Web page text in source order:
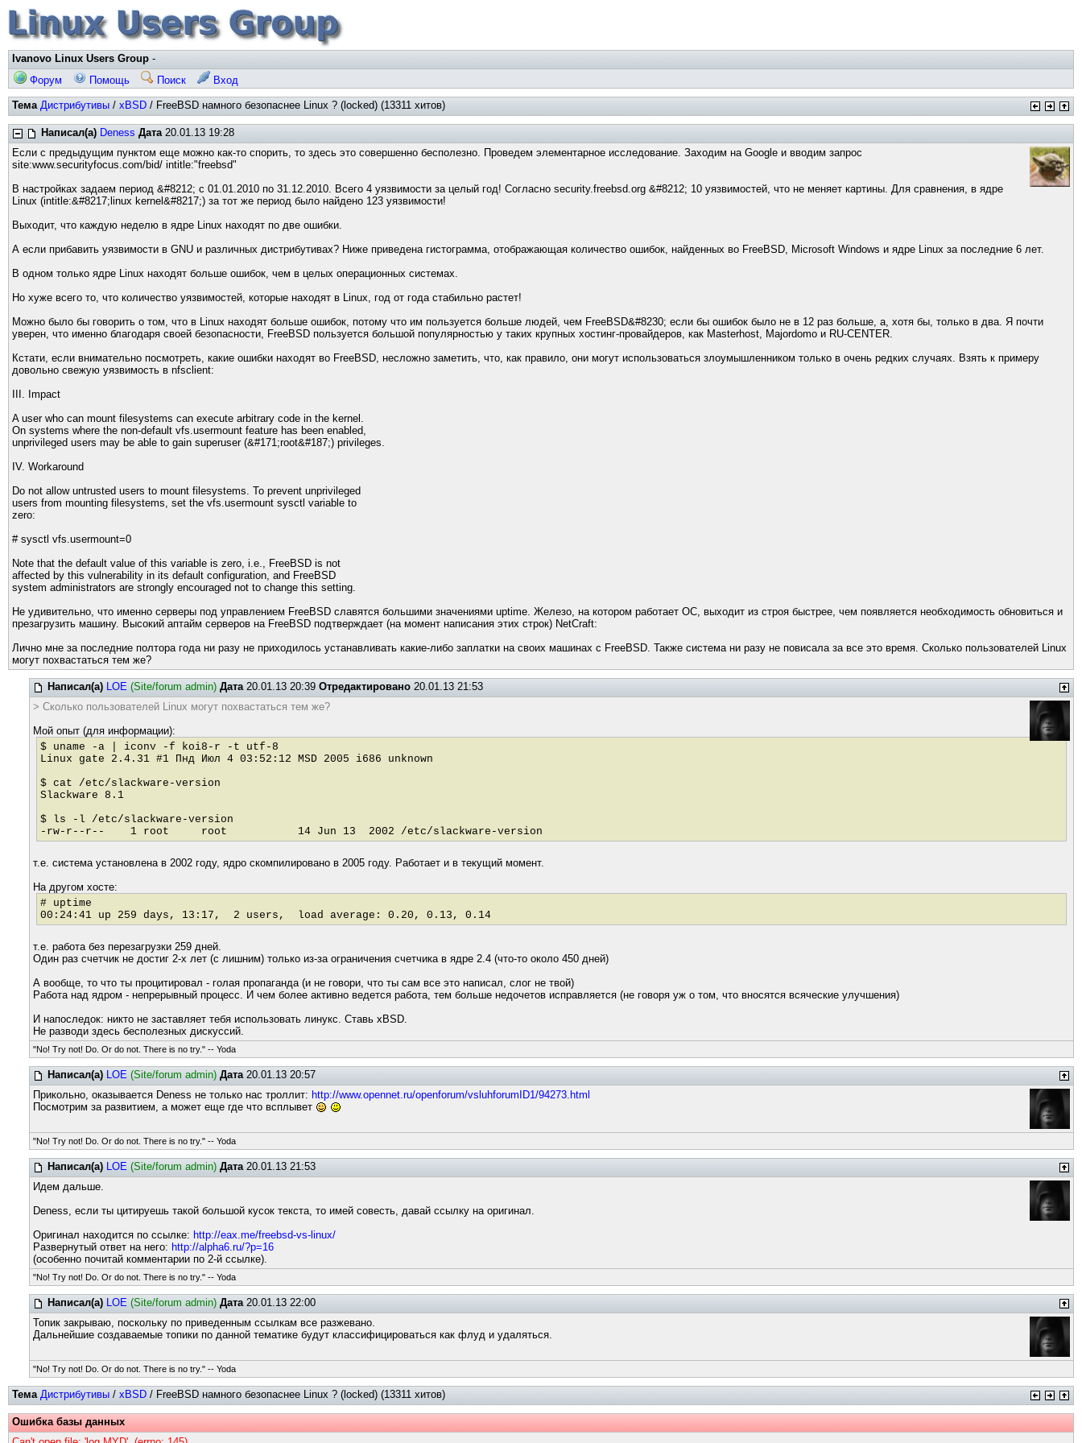
Ivanovo Linux Users Group -
Форум
Помощь Поиск Вход
Тема Дистрибутивы / xBSD / FreeBSD намного безопаснее Linux ? (locked) (13311 хитов)
Написал(а) Deness Дата20.01.13 19:28
Если с предыдущим пунктом еще можно как-то спорить, то здесь это совершенно бесполезно. Проведем элементарное исследование. Заходим на Google и вводим запрос
site:www.securityfocus.com/bid/ intitle:"freebsd"
В настройках задаем период &#8212; с 01.01.2010 по 31.12.2010. Всего 4 уязвимости за целый год! Согласно security.freebsd.org &#8212; 10 уязвимостей, что не меняет картины. Для сравнения, в ядре
Linux (intitle:&#8217;linux kernel&#8217;) за тот же период было найдено 123 уязвимости!
Выходит, что каждую неделю в ядре Linux находят по две ошибки.
А если прибавить уязвимости в GNU и различных дистрибутивах? Ниже приведена гистограмма, отображающая количество ошибок, найденных во FreeBSD, Microsoft Windows и ядре Linux за последние 6 лет.
В одном только ядре Linux находят больше ошибок, чем в целых операционных системах.
Но хуже всего то, что количество уязвимостей, которые находят в Linux, год от года стабильно растет!
Можно было бы говорить о том, что в Linux находят больше ошибок, потому что им пользуется больше людей, чем FreeBSD&#8230; если бы ошибок было не в 12 раз больше, а, хотя бы, только в два. Я почти
уверен, что именно благодаря своей безопасности, FreeBSD пользуется большой популярностью у таких крупных хостинг-провайдеров, как Masterhost, Majordomo и RU-CENTER.
Кстати, если внимательно посмотреть, какие ошибки находят во FreeBSD, несложно заметить, что, как правило, они могут использоваться злоумышленником только в очень редких случаях. Взять к примеру
довольно свежую уязвимость в nfsclient:
III. Impact
A user who can mount filesystems can execute arbitrary code in the kernel.
On systems where the non-default vfs.usermount feature has been enabled,
unprivileged users may be able to gain superuser (&#171;root&#187;) privileges.
IV. Workaround
Do not allow untrusted users to mount filesystems. To prevent unprivileged
users from mounting filesystems, set the vfs.usermount sysctl variable to
zero:
# sysctl vfs.usermount=0
Note that the default value of this variable is zero, i.e., FreeBSD is not
affected by this vulnerability in its default configuration, and FreeBSD
system administrators are strongly encouraged not to change this setting.
Не удивительно, что именно серверы под управлением FreeBSD славятся большими значениями uptime. Железо, на котором работает ОС, выходит из строя быстрее, чем появляется необходимость обновиться и
презагрузить машину. Высокий аптайм серверов на FreeBSD подтверждает (на момент написания этих строк) NetCraft:
Лично мне за последние полтора года ни разу не приходилось устанавливать какие-либо заплатки на своих машинах с FreeBSD. Также система ни разу не повисала за все это время. Сколько пользователей Linux
могут похвастаться тем же?
Написал(а) LOE (Site/forum admin) Дата20.01.13 20:39Отредактировано 20.01.13 21:53
> Сколько пользователей Linux могут похвастаться тем же?
Мой опыт (для информации):
$ uname -a | iconv -f koi8-r -t utf-8
Linux gate 2.4.31 #1 Пнд Июл 4 03:52:12 MSD 2005 i686 unknown
$ cat /etc/slackware-version
Slackware 8.1
$ ls -l /etc/slackware-version
-rw-r--r-- 1 root root 14 Jun 13 2002 /etc/slackware-version
т.е. система установлена в 2002 году, ядро скомпилировано в 2005 году. Работает и в текущий момент.
На другом хосте:
# uptime
00:24:41 up 259 days, 13:17, 2 users, load average: 0.20, 0.13, 0.14
т.е. работа без перезагрузки 259 дней.
Один раз счетчик не достиг 2-х лет (с лишним) только из-за ограничения счетчика в ядре 2.4 (что-то около 450 дней)
А вообще, то что ты процитировал - голая пропаганда (и не говори, что ты сам все это написал, слог не твой)
Работа над ядром - непрерывный процесс. И чем более активно ведется работа, тем больше недочетов исправляется (не говоря уж о том, что вносятся всяческие улучшения)
И напоследок: никто не заставляет тебя использовать линукс. Ставь xBSD.
Не разводи здесь бесполезных дискуссий.
"No! Try not! Do. Or do not. There is no try." -- Yoda
Написал(а) LOE (Site/forum admin) Дата20.01.13 20:57
Прикольно, оказывается Deness не только нас троллит: http://www.opennet.ru/openforum/vsluhforumID1/94273.html
Посмотрим за развитием, а может еще где что всплывет
"No! Try not! Do. Or do not. There is no try." -- Yoda
Написал(а) LOE (Site/forum admin) Дата20.01.13 21:53
Идем дальше.
Deness, если ты цитируешь такой большой кусок текста, то имей совесть, давай ссылку на оригинал.
Оригинал находится по ссылке: http://eax.me/freebsd-vs-linux/
Развернутый ответ на него: http://alpha6.ru/?p=16
(особенно почитай комментарии по 2-й ссылке).
"No! Try not! Do. Or do not. There is no try." -- Yoda
Написал(а) LOE (Site/forum admin) Дата20.01.13 22:00
Топик закрываю, поскольку по приведенным ссылкам все разжевано.
Дальнейшие создаваемые топики по данной тематике будут классифицироваться как флуд и удаляться.
"No! Try not! Do. Or do not. There is no try." -- Yoda
Тема Дистрибутивы / xBSD / FreeBSD намного безопаснее Linux ? (locked) (13311 хитов)
Ошибка базы данных